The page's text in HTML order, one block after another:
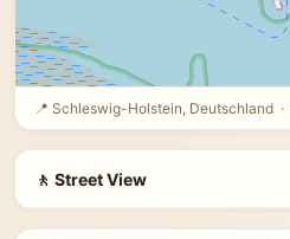
📍 Schleswig-Holstein, Deutschland ·
🚶 Street View